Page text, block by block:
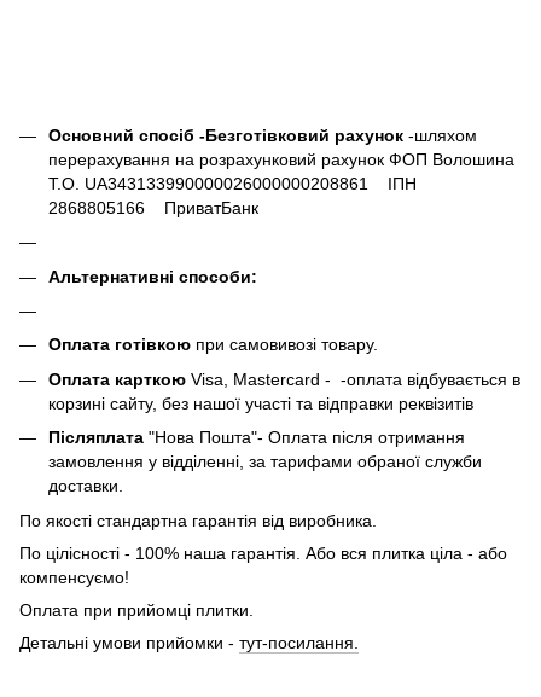
Основний спосіб -Безготівковий рахунок -шляхом
перерахування на розрахунковий рахунок ФОП Волошина
Т.О. UA343133990000026000000208861 ІПН
2868805166 ПриватБанк
Альтернативні способи:
Оплата готівкою при самовивозі товару.
Оплата карткою Visa, Mastercard - -оплата відбувається в
корзині сайту, без нашої участі та відправки реквізитів
Післяплата "Нова Пошта"- Оплата після отримання
замовлення у відділенні, за тарифами обраної служби
доставки.
По якості стандартна гарантія від виробника.
По цілісності - 100% наша гарантія. Або вся плитка ціла - або
компенсуємо!
Оплата при прийомці плитки.
Детальні умови прийомки - тут-посилання.